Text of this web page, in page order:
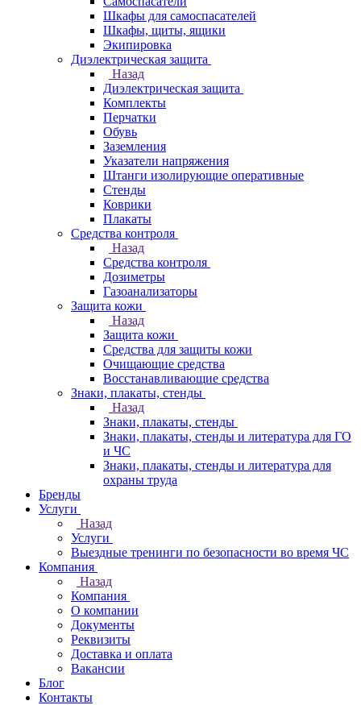
Шкафы для самоспасателей
Шкафы, щиты, ящики
Экипировка
Диэлектрическая защита
Назад
Диэлектрическая защита
Комплекты
Перчатки
Обувь
Заземления
Указатели напряжения
Штанги изолирующие оперативные
Стенды
Коврики
Плакаты
Средства контроля
Назад
Средства контроля
Дозиметры
Газоанализаторы
Защита кожи
Назад
Защита кожи
Средства для защиты кожи
Очищающие средства
Восстанавливающие средства
Знаки, плакаты, стенды
Назад
Знаки, плакаты, стенды
Знаки, плакаты, стенды и литература для ГО
и ЧС
Знаки, плакаты, стенды и литература для
охраны труда
Бренды
Услуги
Назад
Услуги
Выездные тренинги по безопасности во время ЧС
Компания
Назад
Компания
О компании
Документы
Реквизиты
Доставка и оплата
Вакансии
Блог
Контакты